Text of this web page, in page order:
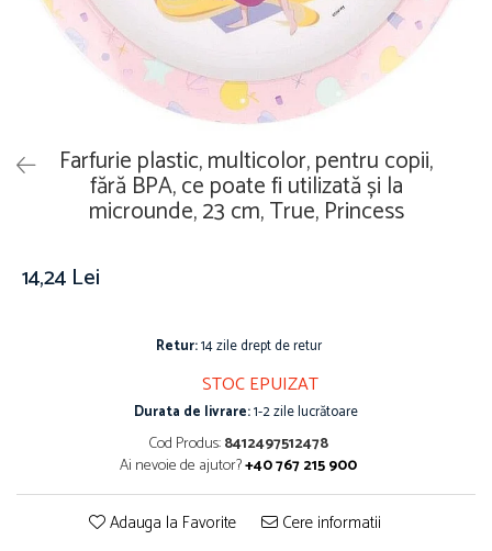
Covoare
Lămpi de veghe
Organizare și depozitare
Ceasuri de mână
Ceasuri de perete
Cutii pentru bijuterii
Mașini și vehicule
Scule și bancuri de lucru
Îmbrăcăminte
Bluze și jachete copii
Îmbrăcăminte
Căciuli și șepci
Jachete și geci bărbați
Șosete Adulti
Șosete bărbați
Farfurie plastic, multicolor, pentru copii,
fără BPA, ce poate fi utilizată și la
microunde, 23 cm, True, Princess
14,24 Lei
Retur:14 zile drept de retur
STOC EPUIZAT
Durata de livrare:1-2 zile lucrătoare
Cod Produs:8412497512478
Ai nevoie de ajutor?+40 767 215 900
Adauga la Favorite Cere informatii